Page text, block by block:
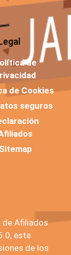
de
de Cookies
seguros
Sitemap
de Afiliados
este
de los